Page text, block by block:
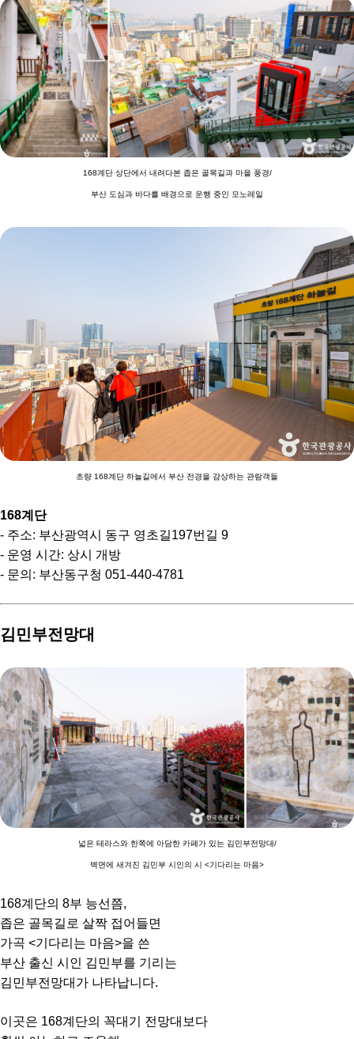
168계단 상단에서 내려다본 좁은 골목길과 마을 풍경/
부산 도심과 바다를 배경으로 운행 중인 모노레일
초량 168계단 하늘길에서 부산 전경을 감상하는 관람객들
168계단
- 주소: 부산광역시 동구 영초길197번길 9
- 운영 시간: 상시 개방
- 문의: 부산동구청 051-440-4781
김민부전망대
넓은 테라스와 한쪽에 아담한 카페가 있는 김민부전망대/
벽면에 새겨진 김민부 시인의 시 <기다리는 마음>
168계단의 8부 능선쯤,
좁은 골목길로 살짝 접어들면
가곡 <기다리는 마음>을 쓴
부산 출신 시인 김민부를 기리는
김민부전망대가 나타납니다.
이곳은 168계단의 꼭대기 전망대보다